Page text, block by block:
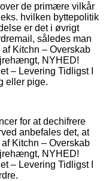
de primære vilkår
hvilken byttepolitik
er det i øvrigt
således man
Kitchn – Overskab
NYHED!
– Levering Tidligst I
eller pige.
for at dechifrere
anbefales det, at
Kitchn – Overskab
NYHED!
– Levering Tidligst I